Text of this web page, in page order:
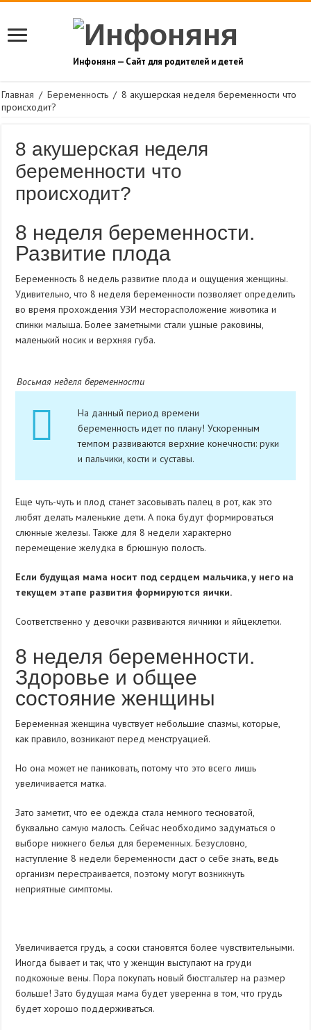
Инфоняня — Сайт для родителей и детей
Главная / Беременность / 8 акушерская неделя беременности что
происходит?
8 акушерская неделя
беременности что
происходит?
8 неделя беременности.
Развитие плода
Беременность 8 недель развитие плода и ощущения женщины.
Удивительно, что 8 неделя беременности позволяет определить
во время прохождения УЗИ месторасположение животика и
спинки малыша. Более заметными стали ушные раковины,
маленький носик и верхняя губа.
Восьмая неделя беременности
На данный период времени
беременность идет по плану! Ускоренным
темпом развиваются верхние конечности: руки
и пальчики, кости и суставы.
Еще чуть-чуть и плод станет засовывать палец в рот, как это
любят делать маленькие дети. А пока будут формироваться
слюнные железы. Также для 8 недели характерно
перемещение желудка в брюшную полость.
Если будущая мама носит под сердцем мальчика, у него на
текущем этапе развития формируются яички.
Соответственно у девочки развиваются яичники и яйцеклетки.
8 неделя беременности.
Здоровье и общее
состояние женщины
Беременная женщина чувствует небольшие спазмы, которые,
как правило, возникают перед менструацией.
Но она может не паниковать, потому что это всего лишь
увеличивается матка.
Зато заметит, что ее одежда стала немного тесноватой,
буквально самую малость. Сейчас необходимо задуматься о
выборе нижнего белья для беременных. Безусловно,
наступление 8 недели беременности даст о себе знать, ведь
организм перестраивается, поэтому могут возникнуть
неприятные симптомы.
Увеличивается грудь, а соски становятся более чувствительными.
Иногда бывает и так, что у женщин выступают на груди
подкожные вены. Пора покупать новый бюстгальтер на размер
больше! Зато будущая мама будет уверенна в том, что грудь
будет хорошо поддерживаться.